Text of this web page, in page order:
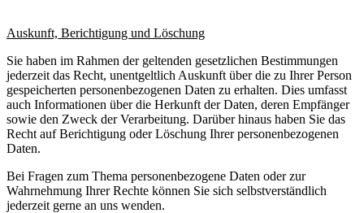
Auskunft, Berichtigung und Löschung
Sie haben im Rahmen der geltenden gesetzlichen Bestimmungen
jederzeit das Recht, unentgeltlich Auskunft über die zu Ihrer Person
gespeicherten personenbezogenen Daten zu erhalten. Dies umfasst
auch Informationen über die Herkunft der Daten, deren Empfänger
sowie den Zweck der Verarbeitung. Darüber hinaus haben Sie das
Recht auf Berichtigung oder Löschung Ihrer personenbezogenen
Daten.
Bei Fragen zum Thema personenbezogene Daten oder zur
Wahrnehmung Ihrer Rechte können Sie sich selbstverständlich
jederzeit gerne an uns wenden.